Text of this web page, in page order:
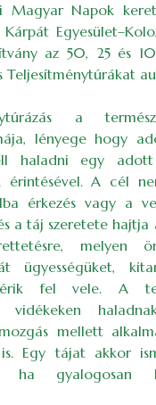
Magyar Napok
az 50, 25 és
Teljesítménytúrákat
a
lényege hogy
haladni egy
érintésével. A cél
érkezés vagy a
a táj szeretete hajtja
melyen
ügyességüket,
fel vele. A
vidékeken
mellett
is. Egy tájat akkor
ha gyalogosan